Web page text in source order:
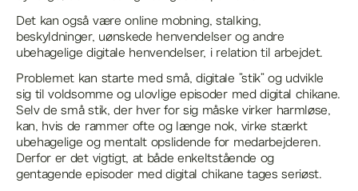
Det kan også være online mobning, stalking,
beskyldninger, uønskede henvendelser og andre
ubehagelige digitale henvendelser, i relation til arbejdet.
Problemet kan starte med små, digitale ”stik” og udvikle
sig til voldsomme og ulovlige episoder med digital chikane.
Selv de små stik, der hver for sig måske virker harmløse,
kan, hvis de rammer ofte og længe nok, virke stærkt
ubehagelige og mentalt opslidende for medarbejderen.
Derfor er det vigtigt, at både enkeltstående og
gentagende episoder med digital chikane tages seriøst.